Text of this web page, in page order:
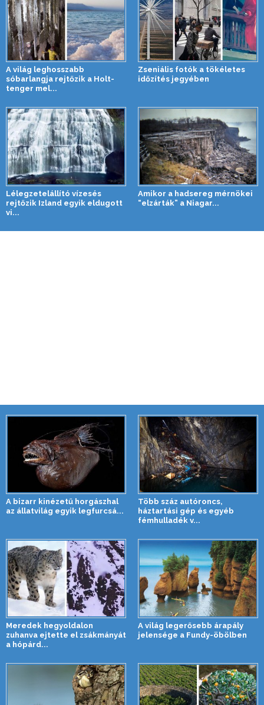
A világ leghosszabb
sóbarlangja rejtőzik a Holt-
tenger mel...
Zseniális fotók a tökéletes
időzítés jegyében
Lélegzetelállító vízesés
rejtőzik Izland egyik eldugott
vi...
Amikor a hadsereg mérnökei
“elzárták” a Niagar...
A bizarr kinézetű horgászhal
az állatvilág egyik legfurcsá...
Több száz autóroncs,
háztartási gép és egyéb
fémhulladék v...
Meredek hegyoldalon
zuhanva ejtette el zsákmányát
a hópárd...
A világ legerősebb árapály
jelensége a Fundy-öbölben